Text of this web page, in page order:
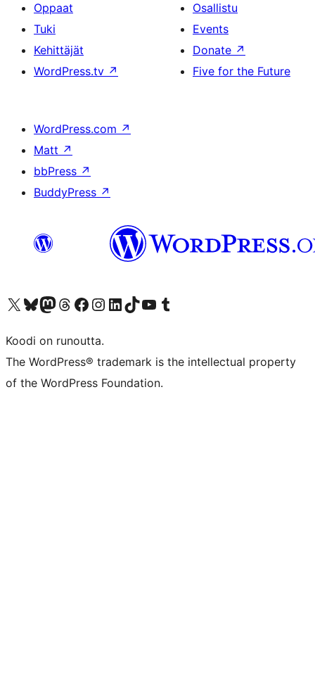
Oppaat
Tuki
Kehittäjät
WordPress.tv ↗
Osallistu
Events
Donate ↗
Five for the Future
WordPress.com ↗
Matt ↗
bbPress ↗
BuddyPress ↗
Visit our X (formerly Twitter) account
Visit our Bluesky account
Visit our Mastodon account
Visit our Threads account
Visit our Facebook page
Visit our Instagram account
Visit our LinkedIn account
Visit our TikTok account
Näytä YouTube-kanava
Visit our Tumblr account
Koodi on runoutta.
The WordPress® trademark is the intellectual property
of the WordPress Foundation.